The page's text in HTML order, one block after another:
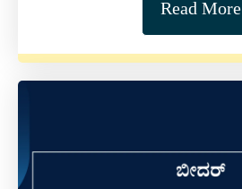
Read More